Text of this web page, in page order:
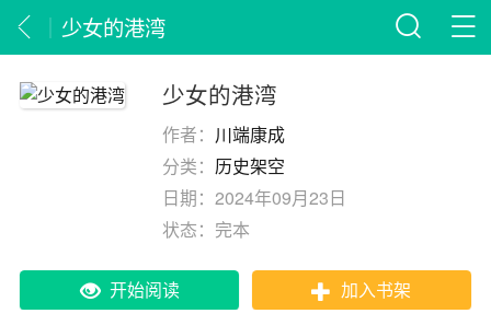
少女的港湾
少女的港湾
作者： 川端康成
分类： 历史架空
日期：2024年09月23日
状态： 完本
开始阅读 加入书架